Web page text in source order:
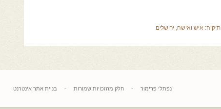
תיקיה: איש ואישה, ירושלים
נפתלי פרימור -חלק מהזכויות שמורות - בניית אתר אינטרנט